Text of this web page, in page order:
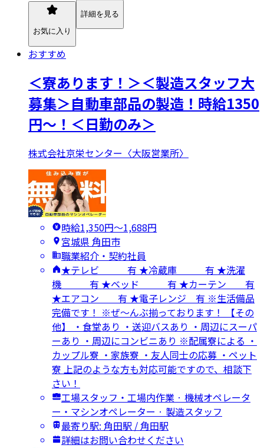
お気に入り
詳細を見る
おすすめ
＜寮あります！＞＜製造スタッフ大
募集＞自動車部品の製造！時給1350
円～！＜日勤のみ＞
株式会社京栄センター〈大阪営業所〉
時給1,350円〜1,688円
宮城県 角田市
職業紹介・契約社員
★テレビ 有 ★冷蔵庫 有 ★洗濯
機 有 ★ベッド 有 ★カーテン 有
★エアコン 有 ★電子レンジ 有 ※生活備品
完備です！ ※ぜ～んぶ揃っております！ 【その
他】 ・食堂あり ・送迎バスあり ・周辺にスーパ
ーあり ・周辺にコンビニあり ※配属寮による ・
カップル寮 ・家族寮 ・友人同士の応募 ・ペット
寮 上記のような方も対応可能ですので、相談下
さい！
工場スタッフ・工場内作業 · 機械オペレータ
ー・マシンオペレーター · 製造スタッフ
最寄り駅: 角田駅 / 角田駅
詳細はお問い合わせください